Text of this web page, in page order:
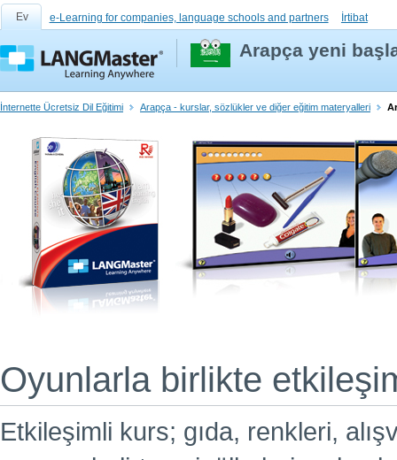
Ev e-Learning for companies, language schools and partners İrtibat
Arapça yeni
İnternette Ücretsiz Dil Eğitimi Arapça - kurslar, sözlükler ve diğer eğitim materyalleri
Oyunlarla birlikte
Etkileşimli kurs; gıda, renkleri,